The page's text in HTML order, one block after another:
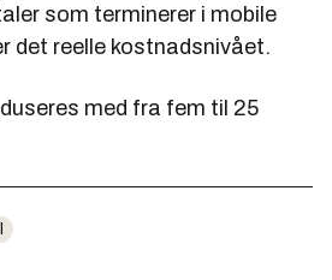
som terminerer i mobile
det reelle kostnadsnivået.
med fra fem til 25